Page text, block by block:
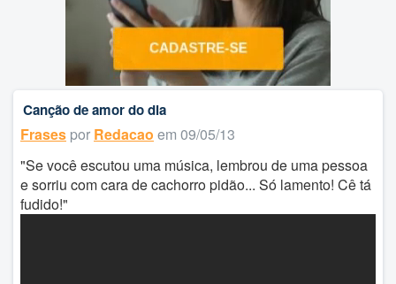
Canção de amor do dia
Frases por Redacao em 09/05/13
"Se você escutou uma música, lembrou de uma pessoa
e sorriu com cara de cachorro pidão... Só lamento! Cê tá
fudido!"